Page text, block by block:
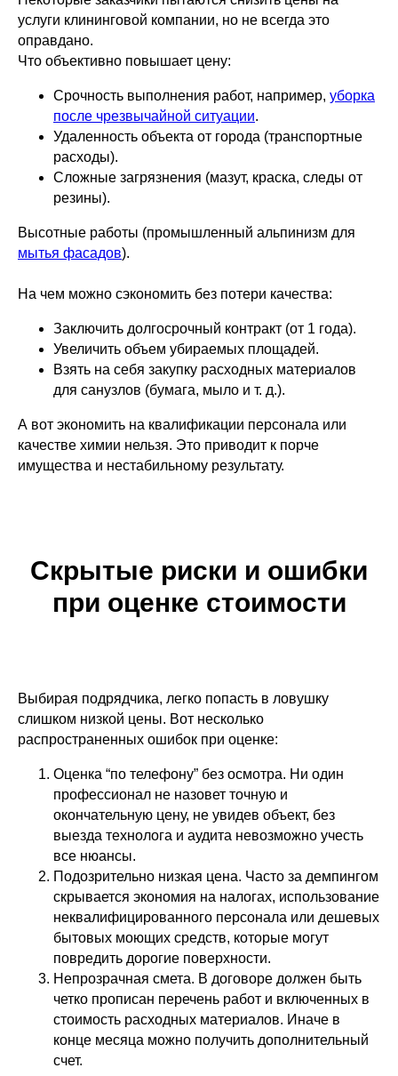
услуги клининговой компании, но не всегда это
оправдано.
Что объективно повышает цену:
Срочность выполнения работ, например, уборка
после чрезвычайной ситуации.
Удаленность объекта от города (транспортные
расходы).
Сложные загрязнения (мазут, краска, следы от
резины).
Высотные работы (промышленный альпинизм для
мытья фасадов).
На чем можно сэкономить без потери качества:
Заключить долгосрочный контракт (от 1 года).
Увеличить объем убираемых площадей.
Взять на себя закупку расходных материалов
для санузлов (бумага, мыло и т. д.).
А вот экономить на квалификации персонала или
качестве химии нельзя. Это приводит к порче
имущества и нестабильному результату.
Скрытые риски и ошибки
при оценке стоимости
Выбирая подрядчика, легко попасть в ловушку
слишком низкой цены. Вот несколько
распространенных ошибок при оценке:
Оценка “по телефону” без осмотра. Ни один
профессионал не назовет точную и
окончательную цену, не увидев объект, без
выезда технолога и аудита невозможно учесть
все нюансы.
Подозрительно низкая цена. Часто за демпингом
скрывается экономия на налогах, использование
неквалифицированного персонала или дешевых
бытовых моющих средств, которые могут
повредить дорогие поверхности.
Непрозрачная смета. В договоре должен быть
четко прописан перечень работ и включенных в
стоимость расходных материалов. Иначе в
конце месяца можно получить дополнительный
счет.